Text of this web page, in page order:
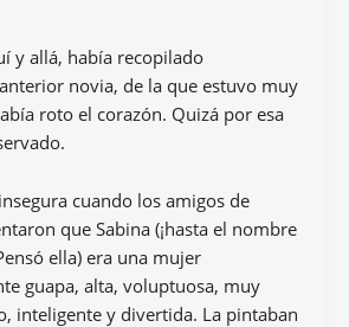
y allá, había recopilado
novia, de la que estuvo muy
roto el corazón. Quizá por esa
cuando los amigos de
que Sabina (¡hasta el nombre
ella) era una mujer
guapa, alta, voluptuosa, muy
inteligente y divertida. La pintaban